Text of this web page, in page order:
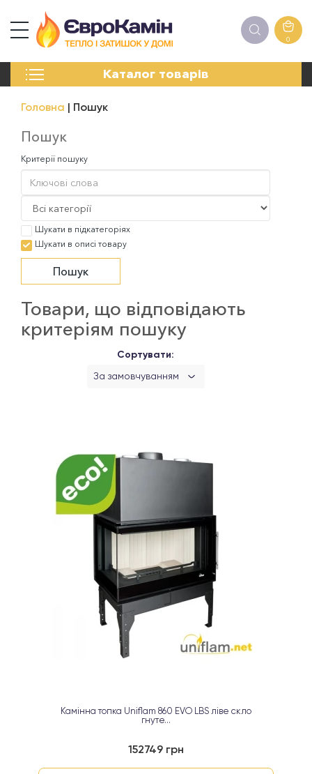
0
Каталог товарів
ПЕЧІ
ЕЛЕКТРОКАМІНИ
АКСЕСУАРИ
ХІМІЯ
ЕНЕРГОСИСТЕМИ
Головна Пошук
Пошук
Критерії пошуку
Шукати в підкатегоріях
Шукати в описі товару
Товари, що відповідають
критеріям пошуку
Сортувати:
За замовчуванням
Камінна топка Uniflam 860 EVO LBS ліве скло
гнуте...
152749 грн